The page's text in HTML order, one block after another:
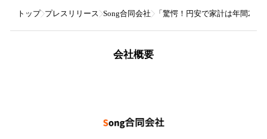
トップ プレスリリース Song合同会社 「驚愕！円安で家計は年間22
会社概要